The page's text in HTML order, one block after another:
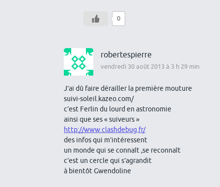
0
robertespierre
vendredi 30 août 2013 à 3 h 29 min
J’ai dû faire dérailler la première mouture
suivi-soleil.kazeo.com/
c’est Ferlin du lourd en astronomie
ainsi que ses « suiveurs »
http://www.clashdebug.fr/
des infos qui m’intéressent
un monde qui se connaît ,se reconnaît
c’est un cercle qui s’agrandit
à bientôt Gwendoline